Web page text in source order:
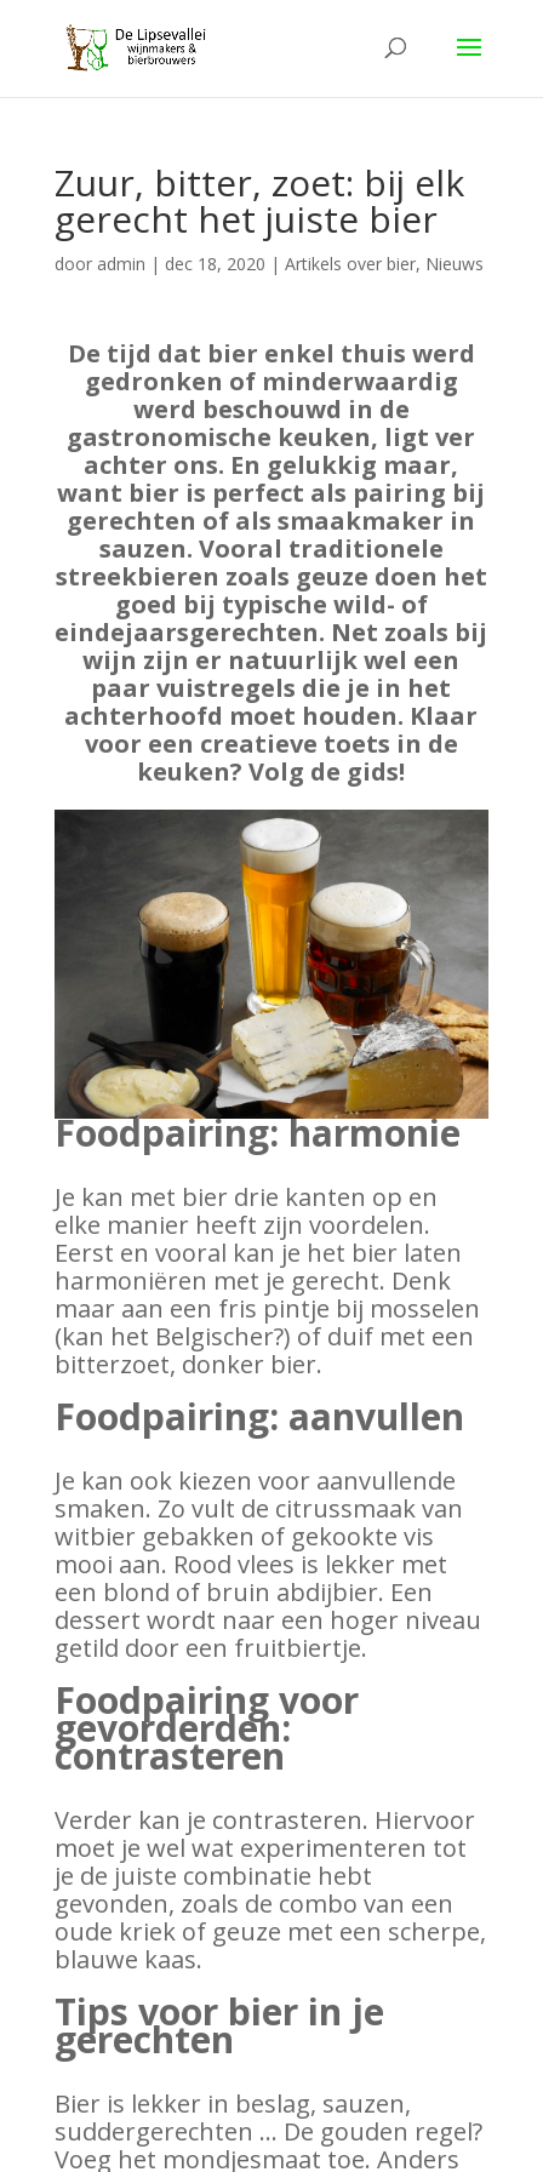
Zuur, bitter, zoet: bij elk
gerecht het juiste bier
door admin | dec 18, 2020 | Artikels over bier, Nieuws
De tijd dat bier enkel thuis werd
gedronken of minderwaardig
werd beschouwd in de
gastronomische keuken, ligt ver
achter ons. En gelukkig maar,
want bier is perfect als pairing bij
gerechten of als smaakmaker in
sauzen. Vooral traditionele
streekbieren zoals geuze doen het
goed bij typische wild- of
eindejaarsgerechten. Net zoals bij
wijn zijn er natuurlijk wel een
paar vuistregels die je in het
achterhoofd moet houden. Klaar
voor een creatieve toets in de
keuken? Volg de gids!
Foodpairing: harmonie
Je kan met bier drie kanten op en
elke manier heeft zijn voordelen.
Eerst en vooral kan je het bier laten
harmoniëren met je gerecht. Denk
maar aan een fris pintje bij mosselen
(kan het Belgischer?) of duif met een
bitterzoet, donker bier.
Foodpairing: aanvullen
Je kan ook kiezen voor aanvullende
smaken. Zo vult de citrussmaak van
witbier gebakken of gekookte vis
mooi aan. Rood vlees is lekker met
een blond of bruin abdijbier. Een
dessert wordt naar een hoger niveau
getild door een fruitbiertje.
Foodpairing voor
gevorderden:
contrasteren
Verder kan je contrasteren. Hiervoor
moet je wel wat experimenteren tot
je de juiste combinatie hebt
gevonden, zoals de combo van een
oude kriek of geuze met een scherpe,
blauwe kaas.
Tips voor bier in je
gerechten
Bier is lekker in beslag, sauzen,
suddergerechten … De gouden regel?
Voeg het mondjesmaat toe. Anders